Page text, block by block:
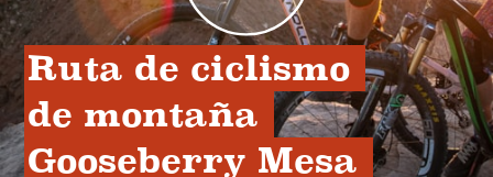
Ruta de ciclismo
de montaña
Gooseberry Mesa